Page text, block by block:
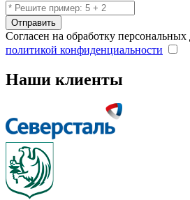
Отправить
Согласен на обработку
политикой конфиденциальности
Наши клиенты